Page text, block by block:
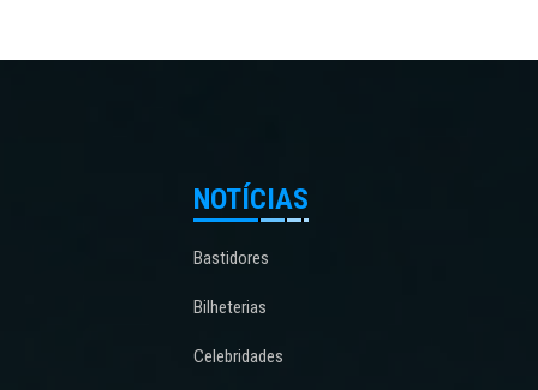
NOTÍCIAS
Bastidores
Bilheterias
Celebridades